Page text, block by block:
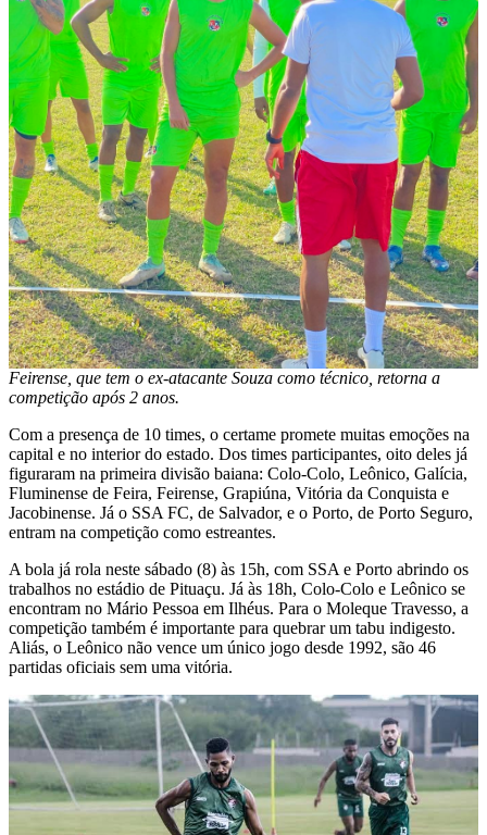
Feirense, que tem o ex-atacante Souza como técnico, retorna a
competição após 2 anos.
Com a presença de 10 times, o certame promete muitas emoções na
capital e no interior do estado. Dos times participantes, oito deles já
figuraram na primeira divisão baiana: Colo-Colo, Leônico, Galícia,
Fluminense de Feira, Feirense, Grapiúna, Vitória da Conquista e
Jacobinense. Já o SSA FC, de Salvador, e o Porto, de Porto Seguro,
entram na competição como estreantes.
A bola já rola neste sábado (8) às 15h, com SSA e Porto abrindo os
trabalhos no estádio de Pituaçu. Já às 18h, Colo-Colo e Leônico se
encontram no Mário Pessoa em Ilhéus. Para o Moleque Travesso, a
competição também é importante para quebrar um tabu indigesto.
Aliás, o Leônico não vence um único jogo desde 1992, são 46
partidas oficiais sem uma vitória.